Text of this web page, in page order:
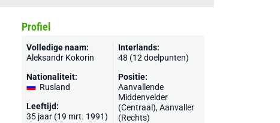
Profiel
Volledige naam:
Aleksandr Kokorin
Nationaliteit:
Rusland
Leeftijd:
35 jaar (19 mrt. 1991)
Interlands:
48 (12 doelpunten)
Positie:
Aanvallende
Middenvelder
(Centraal), Aanvaller
(Rechts)